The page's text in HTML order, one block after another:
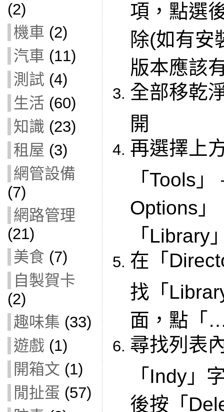
(2)
機車 (2)
汽車 (11)
測試 (4)
生活 (60)
知識 (23)
租屋 (3)
網管設備
(7)
網路管理
(21)
美食 (7)
自製賀卡
(2)
趣味集 (33)
遊戲 (1)
開箱文 (1)
閒扯蛋 (57)
項，點選
除(如有安
版本應該
全部移乾
開
再選擇上
「Tools
Options」
「Library
在「
找「
面，點「
尋找列表
「Indy」
後按「